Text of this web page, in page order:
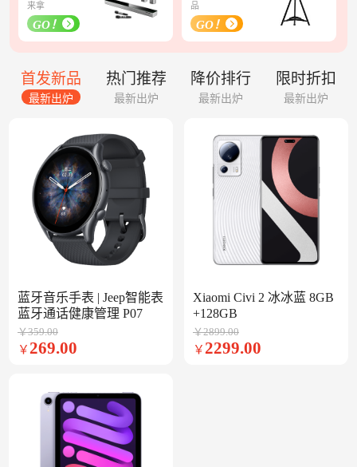
来拿
GO！
品
GO！
首发新品
最新出炉
热门推荐
最新出炉
降价排行
最新出炉
限时折扣
最新出炉
蓝牙音乐手表 | Jeep智能表
蓝牙通话健康管理 P07
￥359.00
￥269.00
Xiaomi Civi 2 冰冰蓝 8GB
+128GB
￥2899.00
￥2299.00